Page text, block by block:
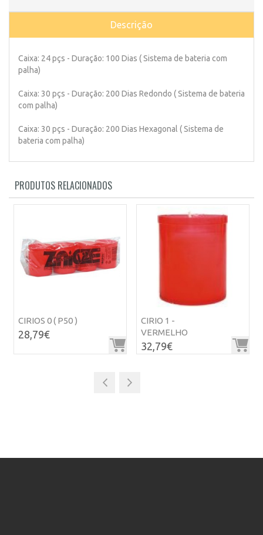
Descrição
Caixa: 24 pçs - Duração: 100 Dias ( Sistema de bateria com
palha)
Caixa: 30 pçs - Duração: 200 Dias Redondo ( Sistema de bateria
com palha)
Caixa: 30 pçs - Duração: 200 Dias Hexagonal ( Sistema de
bateria com palha)
PRODUTOS RELACIONADOS
CIRIOS 0 ( P50 )
28,79€
CIRIO 1 -
VERMELHO
32,79€